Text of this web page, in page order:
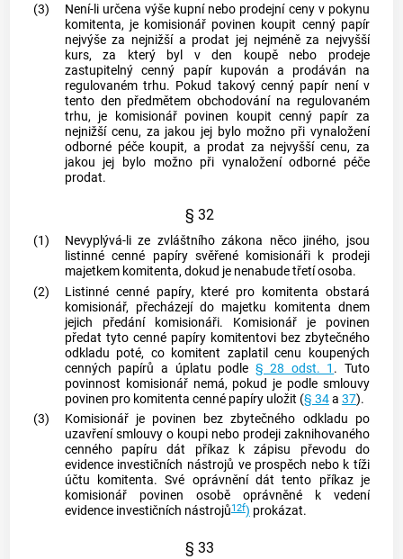
(3)
Není-li určena výše kupní nebo prodejní ceny v pokynu
komitenta, je komisionář povinen koupit cenný papír
nejvýše za nejnižší a prodat jej nejméně za nejvyšší
kurs, za který byl v den koupě nebo prodeje
zastupitelnýcenný papírkupován a prodáván na
regulovaném trhu. Pokud takový cenný papír není v
tento den předmětem obchodování na regulovaném
trhu, je komisionář povinen koupit cenný papír za
nejnižší cenu, za jakou jej bylo možno při vynaložení
odborné péče koupit, a prodat za nejvyšší cenu, za
jakou jej bylo možno při vynaložení odborné péče
prodat.
§ 32
(1)
Nevyplývá-li ze zvláštního zákona něco jiného, jsou
listinnécenné papírysvěřené komisionáři k prodeji
majetkem komitenta, dokud je nenabude třetí osoba.
(2)
Listinné cenné papíry, které pro komitenta obstará
komisionář, přecházejí do majetku komitenta dnem
jejich předání komisionáři. Komisionář je povinen
předat tyto cenné papírykomitentovi bez zbytečného
odkladu poté, co komitent zaplatil cenu koupených
cenných papírů a úplatu podle § 28 odst. 1 . Tuto
povinnost komisionář nemá, pokud je podle smlouvy
povinen pro komitenta cenné papíryuložit (§ 34a 37).
(3)
Komisionář je povinen bez zbytečného odkladu po
uzavření smlouvy o koupi nebo prodeji zaknihovaného
cenného papíru dát příkaz k zápisu převodu do
evidence investičních nástrojů ve prospěch nebo k tíži
účtu komitenta. Své oprávnění dát tento příkaz je
komisionář povinen osobě oprávněné k vedení
evidence investičních nástrojů12f) prokázat.
§ 33